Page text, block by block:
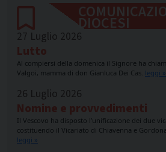
DIOCESI
27 Luglio 2026
Lutto
Al compiersi della domenica il Signore ha
Valgoi, mamma di don Gianluca Dei Cas. leggi »
26 Luglio 2026
Nomine e provvedimenti
Il Vescovo ha disposto l’unificazione dei due
costituendo il Vicariato di Chiavenna e
leggi »